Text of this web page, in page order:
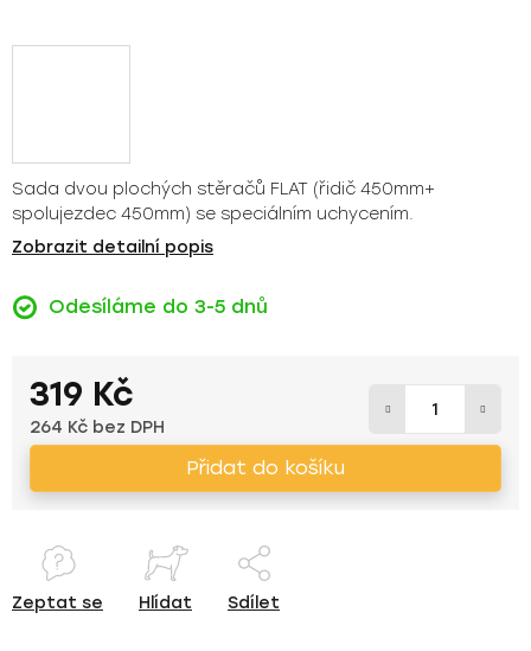
Sada dvou plochých stěračů FLAT (řidič 450mm+
spolujezdec 450mm) se speciálním uchycením.
Zobrazit detailní popis
Odesíláme do 3-5 dnů
319 Kč
264 Kč bez DPH
Přidat do košíku
Zeptat se Hlídat Sdílet